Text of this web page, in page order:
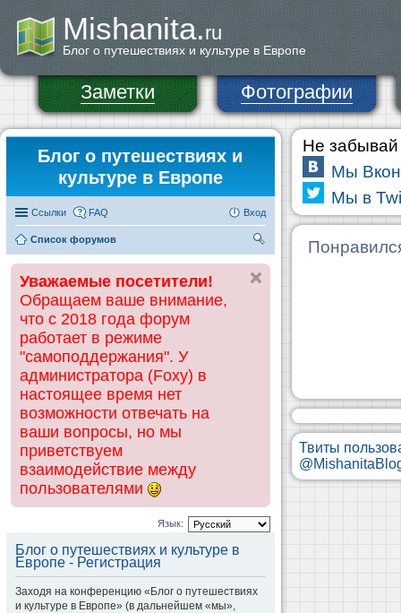
Mishanita.ru
Блог о путешествиях и культуре в Европе
Заметки Фотографии
Блог о путешествиях и
культуре в Европе
Ссылки FAQ Вход
Список форумов
ск
Уважаемые посетители!
Обращаем ваше внимание,
что с 2018 года форум
работает в режиме
"самоподдержания". У
администратора (Foxy) в
настоящее время нет
возможности отвечать на
ваши вопросы, но мы
приветствуем
взаимодействие между
пользователями
Язык:
Блог о путешествиях и культуре в
Европе - Регистрация
Заходя на конференцию «Блог о путешествиях
и культуре в Европе» (в дальнейшем «мы»,
Не забывай
Мы
Мы в
Твиты